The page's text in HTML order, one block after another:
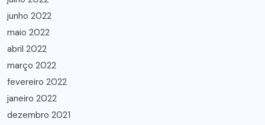
junho 2022
maio 2022
abril 2022
março 2022
fevereiro 2022
janeiro 2022
dezembro 2021